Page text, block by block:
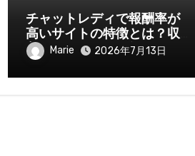
チャットレディで報酬率が
高いサイトの特徴とは？収
入を伸ばすために知ってお
きたいポイント
Marie 2026年7月13日